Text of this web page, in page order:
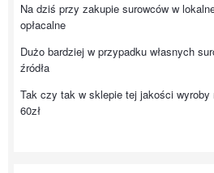
Na dziś przy zakupie surowców w
opłacalne
Dużo bardziej w przypadku własnych
źródła
Tak czy tak w sklepie tej jakości wyroby
60zł